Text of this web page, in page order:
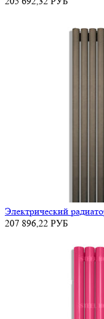
Электрический
207 896,22 РУБ